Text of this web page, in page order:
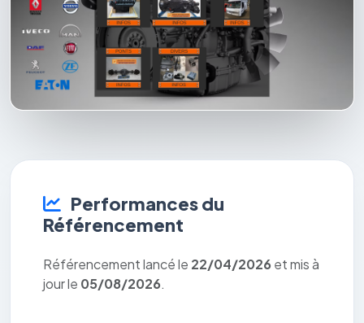
Performances du
Référencement
Référencement lancé le 22/04/2026 et mis à
jour le 05/08/2026.